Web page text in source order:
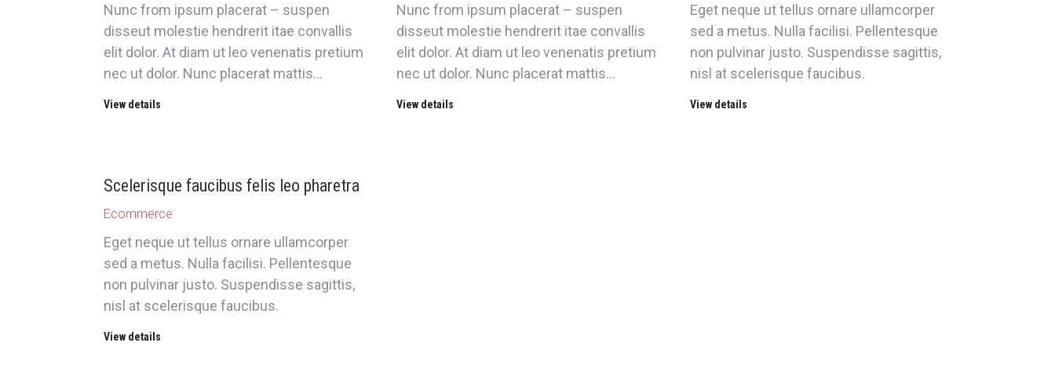
Nunc from ipsum placerat – suspen
disseut molestie hendrerit itae convallis
elit dolor. At diam ut leo venenatis pretium
nec ut dolor. Nunc placerat mattis…
View details
Nunc from ipsum placerat – suspen
disseut molestie hendrerit itae convallis
elit dolor. At diam ut leo venenatis pretium
nec ut dolor. Nunc placerat mattis…
View details
Eget neque ut tellus ornare ullamcorper
sed a metus. Nulla facilisi. Pellentesque
non pulvinar justo. Suspendisse sagittis,
nisl at scelerisque faucibus.
View details
Scelerisque faucibus felis leo pharetra
Ecommerce
Eget neque ut tellus ornare ullamcorper
sed a metus. Nulla facilisi. Pellentesque
non pulvinar justo. Suspendisse sagittis,
nisl at scelerisque faucibus.
View details